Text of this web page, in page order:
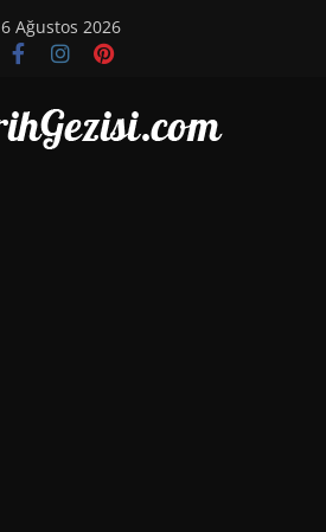
6 Ağustos 2026